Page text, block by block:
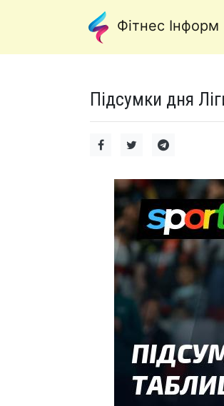
Фітнес Інформ
Підсумки дня